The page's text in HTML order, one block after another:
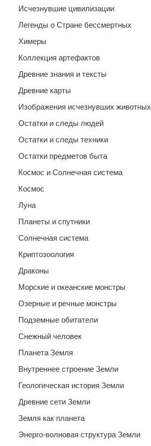
Исчезнувшие цивилизации
Легенды о Стране бессмертных
Химеры
Коллекция артефактов
Древние знания и тексты
Древние карты
Изображения исчезнувших животных
Остатки и следы людей
Остатки и следы техники
Остатки предметов быта
Космос и Солнечная система
Космос
Луна
Планеты и спутники
Солнечная система
Криптозоология
Драконы
Морские и океанские монстры
Озерные и речные монстры
Подземные обитатели
Снежный человек
Планета Земля
Внутреннее строение Земли
Геологическая история Земли
Древние сети Земли
Земля как планета
Энерго-волновая структура Земли